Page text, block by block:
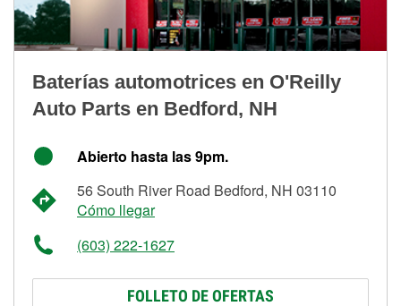
Baterías automotrices en O'Reilly
Auto Parts en Bedford, NH
Abierto hasta las 9pm.
56 South River Road Bedford, NH 03110
Cómo llegar
(603) 222-1627
FOLLETO DE OFERTAS